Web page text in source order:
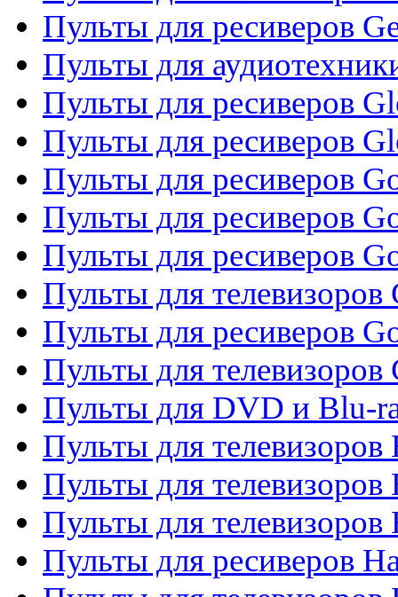
Пульты для ресиверов
Пульты для
Пульты для ресиверов
Пульты для ресиверов
Пульты для ресиверов
Пульты для ресиверов
Пульты для ресиверов
Пульты для телевизоров
Пульты для ресиверов
Пульты для телевизоров
Пульты для DVD и Blu-
Пульты для телевизоров
Пульты для телевизоров
Пульты для
Пульты для ресиверов